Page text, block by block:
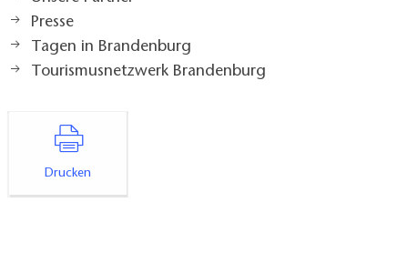
Presse
Tagen in Brandenburg
Tourismusnetzwerk Brandenburg
Drucken